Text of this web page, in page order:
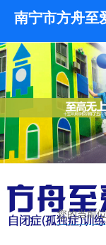
南宁市方舟至
您的当前